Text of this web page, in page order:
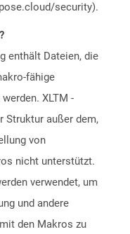
security).
enthält Dateien, die
fähige
XLTM -
Struktur außer dem,
von
nicht unterstützt.
verwendet, um
und andere
den Makros zu